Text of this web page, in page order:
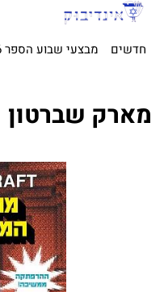
חדשים מבצעי שבוע הספר 2026
מארק שברטון